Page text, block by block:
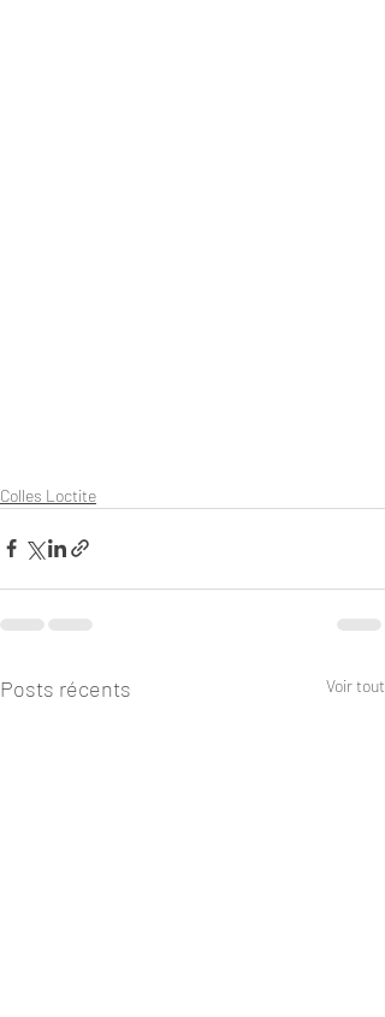
Colles Loctite
Posts récents Voir tout